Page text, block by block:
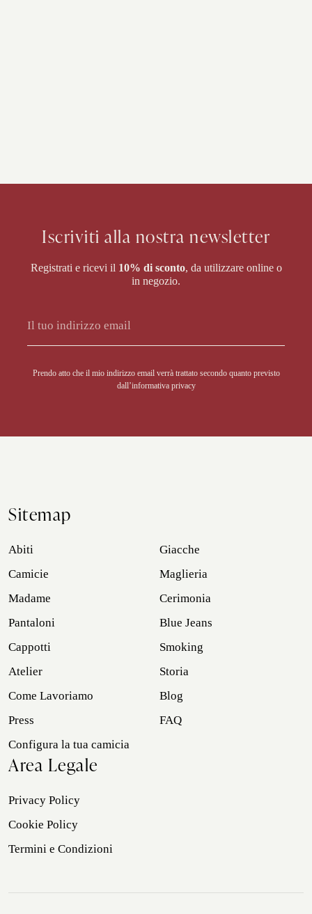
Iscriviti alla nostra newsletter
Registrati e ricevi il 10% di sconto, da utilizzare online o
in negozio.
Prendo atto che il mio indirizzo email verrà trattato secondo quanto previsto
dall’informativa privacy
Sitemap
Abiti
Giacche
Camicie
Maglieria
Madame
Cerimonia
Pantaloni
Blue Jeans
Cappotti
Smoking
Atelier
Storia
Come Lavoriamo
Blog
Press
FAQ
Configura la tua camicia
Area Legale
Privacy Policy
Cookie Policy
Termini e Condizioni